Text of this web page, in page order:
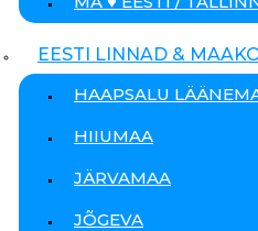
EESTI LINNAD &
HAAPSALU
HIIUMAA
JÄRVAMAA
JÕGEVA